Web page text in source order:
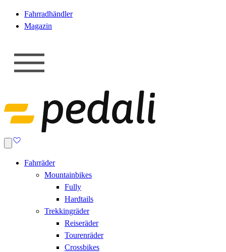
Fahrradhändler
Magazin
Fahrräder
Mountainbikes
Fully
Hardtails
Trekkingräder
Reiseräder
Tourenräder
Crossbikes